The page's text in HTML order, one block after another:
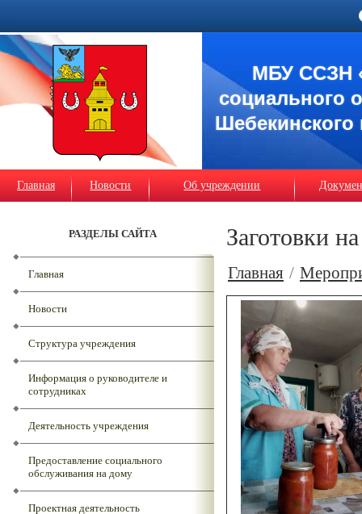
МБУ ССЗН
социального
Шебекинского
Главная Новости Об учреждении
РАЗДЕЛЫ САЙТА
Главная
Новости
Структура учреждения
Информация о руководителе и
сотрудниках
Деятельность учреждения
Предоставление социального
обслуживания на дому
Проектная деятельность
Заготовки
Главная /